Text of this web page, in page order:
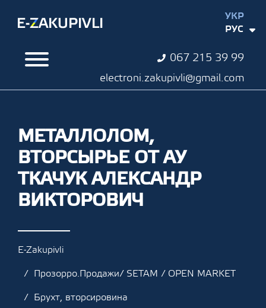
067 215 39 99
electroni.zakupivli@gmail.com
УКР
РУС
МЕТАЛЛОЛОМ,
ВТОРСЫРЬЕ ОТ АУ
ТКАЧУК АЛЕКСАНДР
ВИКТОРОВИЧ
E-Zakupivli
Прозорро.Продажи/ SETAM / OPEN MARKET
Брухт, вторсировина